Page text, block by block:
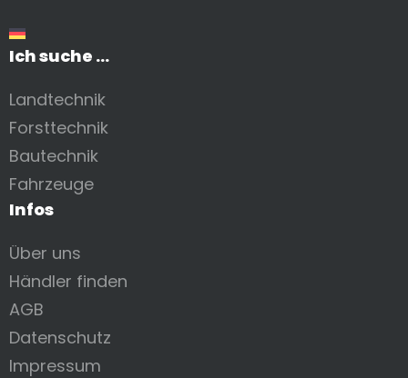
Ich suche ...
Landtechnik
Forsttechnik
Bautechnik
Fahrzeuge
Infos
Über uns
Händler finden
AGB
Datenschutz
Impressum